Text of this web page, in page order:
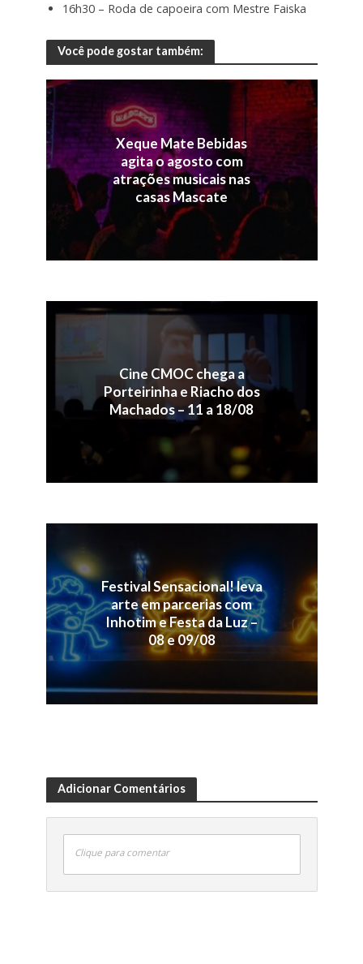
16h30 – Roda de capoeira com Mestre Faiska
Você pode gostar também:
Xeque Mate Bebidas
agita o agosto com
atrações musicais nas
casas Mascate
Cine CMOC chega a
Porteirinha e Riacho dos
Machados – 11 a 18/08
Festival Sensacional! leva
arte em parcerias com
Inhotim e Festa da Luz –
08 e 09/08
Adicionar Comentários
Clique para comentar